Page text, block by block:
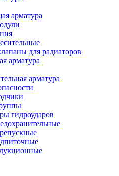
арматура
для радиаторов
арматура
арматура
гидроударов